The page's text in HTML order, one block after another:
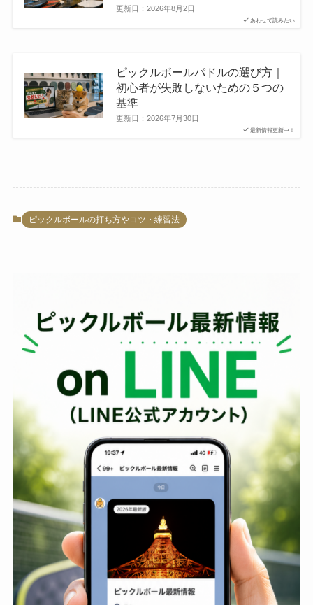
あわせて読みたい
更新日： 2026年8月2日
最新情報更新中！
ピックルボールパドルの選び方｜
初心者が失敗しないための５つの
基準
更新日： 2026年7月30日
ピックルボールの打ち方やコツ・練習法